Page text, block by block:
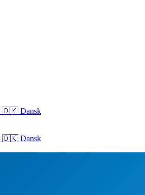
🇩🇰 Dansk
🇩🇰 Dansk